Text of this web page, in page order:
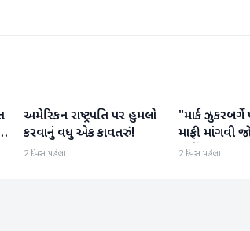
આંતરરાષ્ટ્રીય
અમેરિકન રાષ્ટ્રપતિ પર હુમલો
કરવાનું વધુ એક કાવતરું!
2 દિવસ પહેલા
આંતરરાષ્ટ્રીય
"માર્ક
માફી માંગવી
નહીંતર..."
2 દિવસ પહેલા